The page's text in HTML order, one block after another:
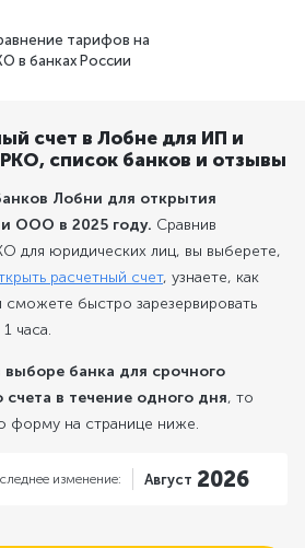
тарифов на
в банках России
счет в Лобне для ИП и
список банков и отзывы
Лобни для открытия
и ООО в 2025 году. Сравнив
для юридических лиц, вы выберете,
расчетный счет, узнаете, как
сможете быстро зарезервировать
часа.
банка для срочного
счета в течение одного дня, то
форму на странице ниже.
изменение: Август 2026